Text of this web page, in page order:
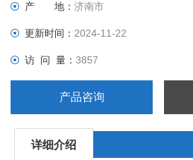
产 地：济南市
更新时间：2024-11-22
访 问 量：3857
产品咨询
详细介绍